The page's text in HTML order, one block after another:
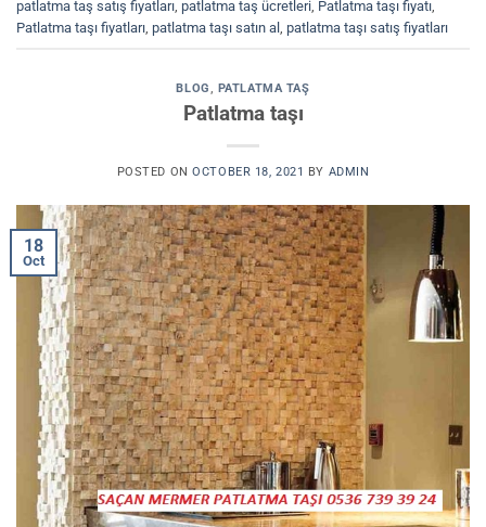
patlatma taş satış fiyatları, patlatma taş ücretleri, Patlatma taşı fiyatı,
Patlatma taşı fiyatları, patlatma taşı satın al , patlatma taşı satış fiyatları
BLOG, PATLATMA TAŞ
Patlatma taşı
POSTED ONOCTOBER 18, 2021 BY ADMIN
18
Oct